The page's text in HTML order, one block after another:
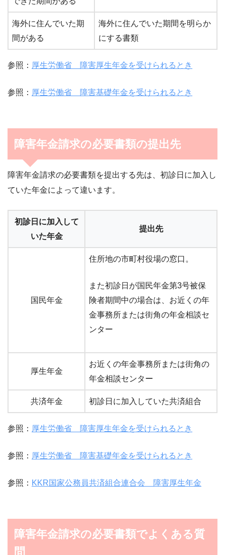
海外に住んでいた期
間がある
海外に住んでいた期間を明らか
にする書類
参照： 厚生労働省 障害厚生年金を受けられるとき
参照： 厚生労働省 障害基礎年金を受けられるとき
障害年金請求の必要書類の提出先
障害年金請求の必要書類を提出する先は、初診日に加入し
ていた年金によって違います。
初診日に加入して
いた年金
提出先
国民年金
住所地の市町村役場の窓口。
また初診日が国民年金第3号被保
険者期間中の場合は、お近くの年
金事務所または街角の年金相談セ
ンター
厚生年金
お近くの年金事務所または街角の
年金相談センター
共済年金 初診日に加入していた共済組合
参照： 厚生労働省 障害厚生年金を受けられるとき
参照： 厚生労働省 障害基礎年金を受けられるとき
参照： KKR国家公務員共済組合連合会 障害厚生年金
障害年金請求の必要書類でよくある質
問